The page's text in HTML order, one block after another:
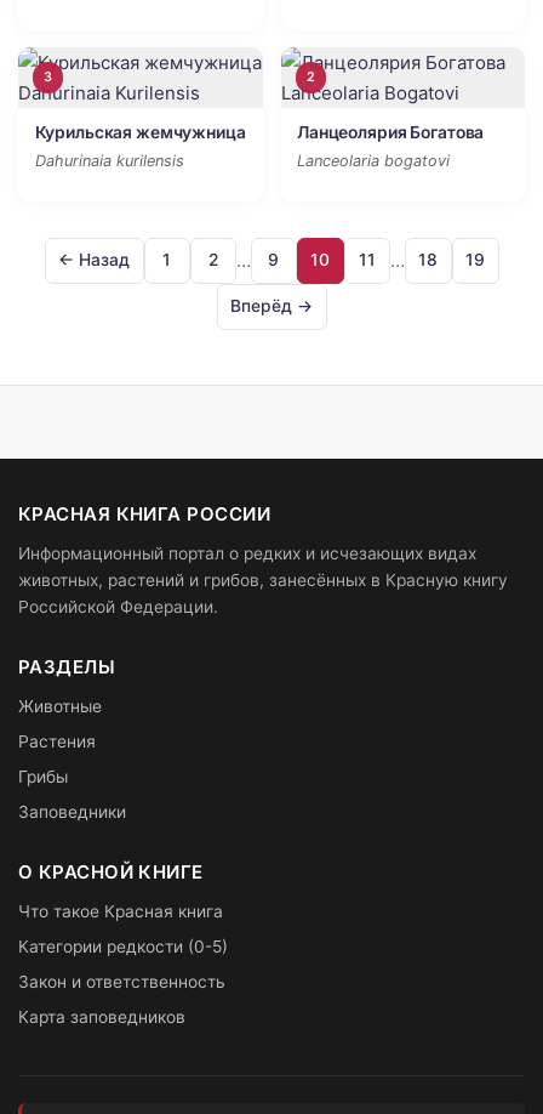
3
Курильская жемчужница
Dahurinaia kurilensis
2
Ланцеолярия Богатова
Lanceolaria bogatovi
← Назад 1 2 … 9 10 11 … 18 19
Вперёд →
КРАСНАЯ КНИГА РОССИИ
Информационный портал о редких и исчезающих видах
животных, растений и грибов, занесённых в Красную книгу
Российской Федерации.
РАЗДЕЛЫ
Животные
Растения
Грибы
Заповедники
О КРАСНОЙ КНИГЕ
Что такое Красная книга
Категории редкости (0-5)
Закон и ответственность
Карта заповедников